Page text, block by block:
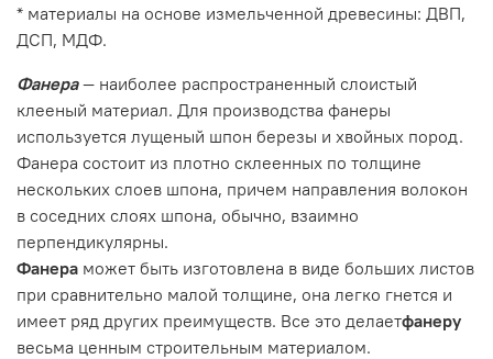
* материалы на основе измельченной древесины: ДВП,
ДСП, МДФ.
Фанера— наиболее распространенный слоистый
клееный материал. Для производства фанеры
используется лущеный шпон березы и хвойных пород.
Фанера состоит из плотно склеенных по толщине
нескольких слоев шпона, причем направления волокон
в соседних слоях шпона, обычно, взаимно
перпендикулярны.
Фанера может быть изготовлена в виде больших листов
при сравнительно малой толщине, она легко гнется и
имеет ряд других преимуществ. Все это делаетфанеру
весьма ценным строительным материалом.